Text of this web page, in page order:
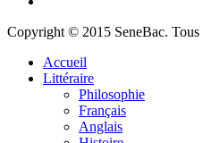
Copyright © 2015 SeneBac. Tous
Accueil
Littéraire
Philosophie
Français
Anglais